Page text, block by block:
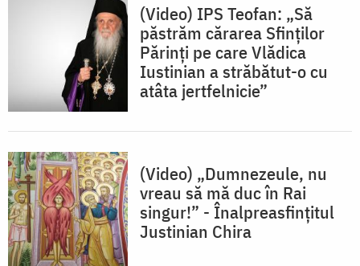
(Video) IPS Teofan: „Să
păstrăm cărarea Sfinților
Părinți pe care Vlădica
Iustinian a străbătut-o cu
atâta jertfelnicie”
(Video) „Dumnezeule, nu
vreau să mă duc în Rai
singur!” - Înalpreasfințitul
Justinian Chira